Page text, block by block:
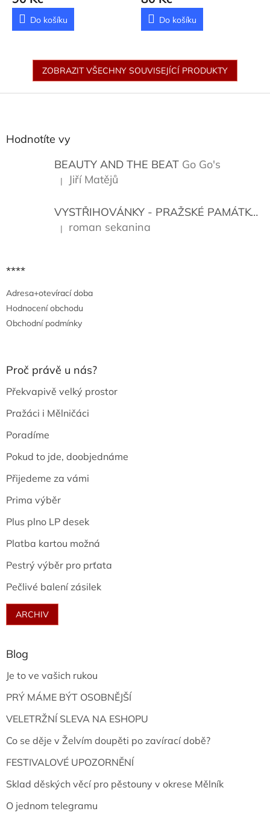
Do košíku Do košíku
ZOBRAZIT VŠECHNY SOUVISEJÍCÍ PRODUKTY
Hodnotíte vy
BEAUTY AND THE BEAT Go Go's
Hodnocení produktu je 5 z 5 hvězdiček.
| Jiří Matějů
VYSTŘIHOVÁNKY - PRAŽSKÉ PAMÁTKY
Hodnocení produktu je 5 z 5 hvězdiček.
| roman sekanina
****
Adresa+otevírací doba
Hodnocení obchodu
Obchodní podmínky
Proč právě u nás?
Překvapivě velký prostor
Pražáci i Mělničáci
Poradíme
Pokud to jde, doobjednáme
Přijedeme za vámi
Prima výběr
Plus plno LP desek
Platba kartou možná
Pestrý výběr pro prťata
Pečlivé balení zásilek
ARCHIV
Blog
Je to ve vašich rukou
PRÝ MÁME BÝT OSOBNĚJŠÍ
VELETRŽNÍ SLEVA NA ESHOPU
Co se děje v Želvím doupěti po zavírací době?
FESTIVALOVÉ UPOZORNĚNÍ
Sklad děských věcí pro pěstouny v okrese Mělník
O jednom telegramu